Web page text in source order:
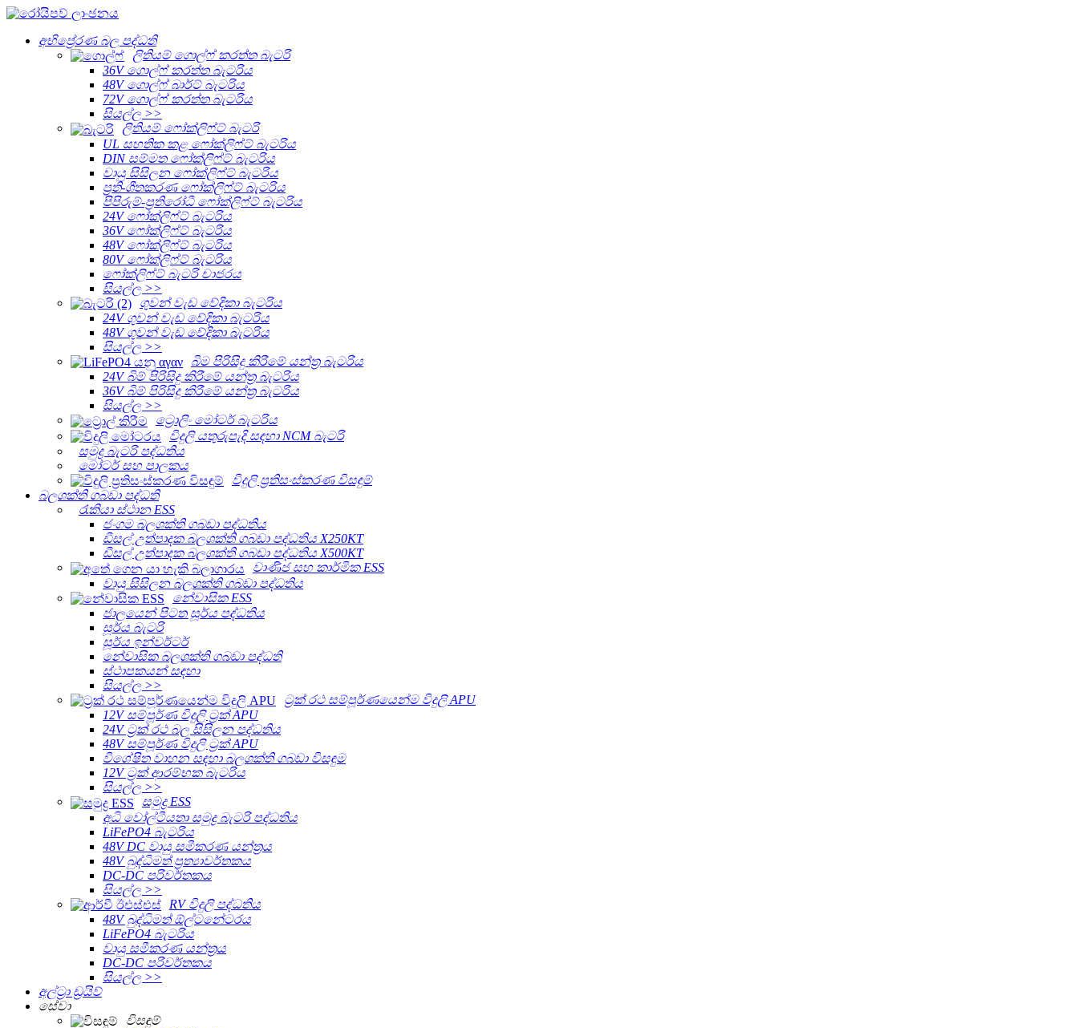
අභිප්‍රේරණ බල පද්ධති
ලිතියම් ගොල්ෆ් කරත්ත බැටරි
36V ගොල්ෆ් කරත්ත බැටරිය
48V ගොල්ෆ් බාර්ට් බැටරිය
72V ගොල්ෆ් කරත්ත බැටරිය
සියල්ල >>
ලිතියම් ෆෝක්ලිෆ්ට් බැටරි
UL සහතික කළ ෆෝක්ලිෆ්ට් බැටරිය
DIN සම්මත ෆෝක්ලිෆ්ට් බැටරිය
වායු සිසිලන ෆෝක්ලිෆ්ට් බැටරිය
ප්‍රති-ශීතකරණ ෆෝක්ලිෆ්ට් බැටරිය
පිපිරුම්-ප්‍රතිරෝධී ෆෝක්ලිෆ්ට් බැටරිය
24V ෆෝක්ලිෆ්ට් බැටරිය
36V ෆෝක්ලිෆ්ට් බැටරිය
48V ෆෝක්ලිෆ්ට් බැටරිය
80V ෆෝක්ලිෆ්ට් බැටරිය
ෆෝක්ලිෆ්ට් බැටරි චාජරය
සියල්ල >>
ගුවන් වැඩ වේදිකා බැටරිය
24V ගුවන් වැඩ වේදිකා බැටරිය
48V ගුවන් වැඩ වේදිකා බැටරිය
සියල්ල >>
බිම පිරිසිදු කිරීමේ යන්ත්‍ර බැටරිය
24V බිම් පිරිසිදු කිරීමේ යන්ත්‍ර බැටරිය
36V බිම් පිරිසිදු කිරීමේ යන්ත්‍ර බැටරිය
සියල්ල >>
ට්‍රොලිං මෝටර් බැටරිය
විදුලි යතුරුපැදි සඳහා NCM බැටරි
සමුද්‍ර බැටරි පද්ධතිය
මෝටර් සහ පාලකය
විදුලි ප්‍රතිසංස්කරණ විසඳුම්
බලශක්ති ගබඩා පද්ධති
රැකියා ස්ථාන ESS
ජංගම බලශක්ති ගබඩා පද්ධතිය
ඩීසල් උත්පාදක බලශක්ති ගබඩා පද්ධතිය X250KT
ඩීසල් උත්පාදක බලශක්ති ගබඩා පද්ධතිය X500KT
වාණිජ සහ කාර්මික ESS
වායු සිසිලන බලශක්ති ගබඩා පද්ධතිය
නේවාසික ESS
ජාලයෙන් පිටත සූර්ය පද්ධතිය
සූර්ය බැටරි
සූර්ය ඉන්වර්ටර්
නේවාසික බලශක්ති ගබඩා පද්ධති
ස්ථාපකයන් සඳහා
සියල්ල >>
ට්‍රක් රථ සම්පූර්ණයෙන්ම විදුලි APU
12V සම්පූර්ණ විදුලි ට්‍රක් APU
24V ට්‍රක් රථ බල සිසිලන පද්ධතිය
48V සම්පූර්ණ විදුලි ට්‍රක් APU
විශේෂිත වාහන සඳහා බලශක්ති ගබඩා විසඳුම
12V ට්‍රක් ආරම්භක බැටරිය
සියල්ල >>
සමුද්‍ර ESS
අධි වෝල්ටීයතා සමුද්‍ර බැටරි පද්ධතිය
LiFePO4 බැටරිය
48V DC වායු සමීකරණ යන්ත්‍රය
48V බුද්ධිමත් ප්‍රත්‍යාවර්තකය
DC-DC පරිවර්තකය
සියල්ල >>
RV විදුලි පද්ධතිය
48V බුද්ධිමත් ඕල්ටනේටරය
LiFePO4 බැටරිය
වායු සමීකරණ යන්ත්‍රය
DC-DC පරිවර්තකය
සියල්ල >>
අල්ට්‍රා ඩ්‍රයිව්
සේවා
විසඳුම්